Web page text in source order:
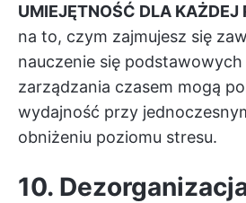
UMIEJĘTNOŚĆ DLA KAŻDEJ
na to, czym zajmujesz się
nauczenie się podstawowych
zarządzania czasem mogą
wydajność przy
obniżeniu poziomu stresu.
10.